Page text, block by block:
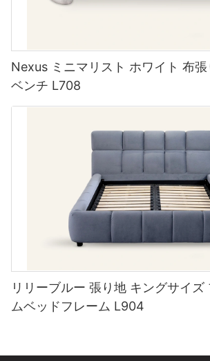
Nexus ミニマリスト ホワイト 布
ベンチ L708
リリーブルー 張り地 キングサイズ
ムベッドフレーム L904